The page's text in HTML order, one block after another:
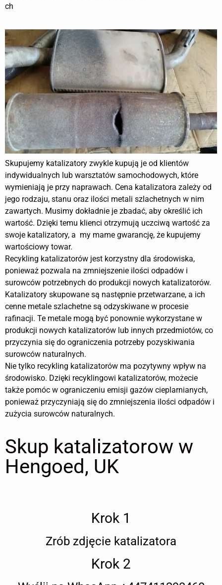
ch
Skupujemy katalizatory zwykle kupują je od klientów
indywidualnych lub warsztatów samochodowych, które
wymieniają je przy naprawach. Cena katalizatora zależy od
jego rodzaju, stanu oraz ilości metali szlachetnych w nim
zawartych. Musimy dokładnie je zbadać, aby określić ich
wartość. Dzięki temu klienci otrzymują uczciwą wartość za
swoje katalizatory, a my mame gwarancję, że kupujemy
wartościowy towar.
Recykling katalizatorów jest korzystny dla środowiska,
ponieważ pozwala na zmniejszenie ilości odpadów i
surowców potrzebnych do produkcji nowych katalizatorów.
Katalizatory skupowane są następnie przetwarzane, a ich
cenne metale szlachetne są odzyskiwane w procesie
rafinacji. Te metale mogą być ponownie wykorzystane w
produkcji nowych katalizatorów lub innych przedmiotów, co
przyczynia się do ograniczenia potrzeby pozyskiwania
surowców naturalnych.
Nie tylko recykling katalizatorów ma pozytywny wpływ na
środowisko. Dzięki recyklingowi katalizatorów, możecie
także pomóc w ograniczeniu emisji gazów cieplarnianych,
ponieważ przyczyniają się do zmniejszenia ilości odpadów i
zużycia surowców naturalnych.
Skup katalizatorow w
Hengoed, UK
Krok 1
Zrób zdjęcie katalizatora
Krok 2